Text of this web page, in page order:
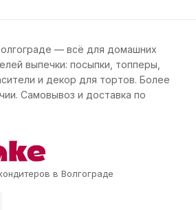
— всё для домашних
выпечки: посыпки, топперы,
и декор для тортов. Более
Самовывоз и доставка по
в Волгограде